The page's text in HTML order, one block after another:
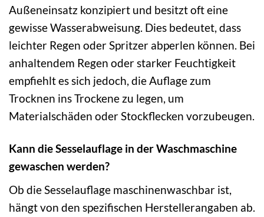
Außeneinsatz konzipiert und besitzt oft eine
gewisse Wasserabweisung. Dies bedeutet, dass
leichter Regen oder Spritzer abperlen können. Bei
anhaltendem Regen oder starker Feuchtigkeit
empfiehlt es sich jedoch, die Auflage zum
Trocknen ins Trockene zu legen, um
Materialschäden oder Stockflecken vorzubeugen.
Kann die Sesselauflage in der Waschmaschine
gewaschen werden?
Ob die Sesselauflage maschinenwaschbar ist,
hängt von den spezifischen Herstellerangaben ab.